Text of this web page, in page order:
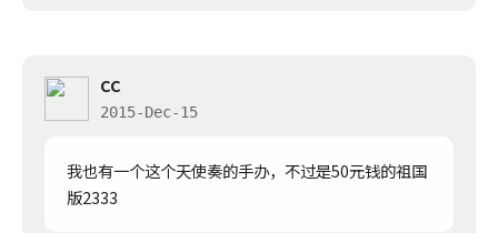
CC
2015-Dec-15
我也有一个这个天使奏的手办，不过是50元钱的祖国
版2333